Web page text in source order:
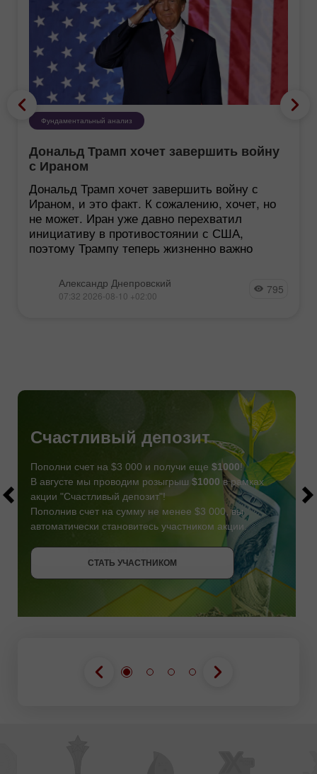
Фундаментальный анализ
Дональд Трамп хочет завершить войну
с Ираном
Дональд Трамп хочет завершить войну с
Ираном, и это факт. К сожалению, хочет, но
не может. Иран уже давно перехватил
инициативу в противостоянии с США,
поэтому Трампу теперь жизненно важно
Александр Днепровский
07:32 2026-08-10 +02:00 795
СТАТЬ УЧАСТНИКОМ
Счастливый депозит
Пополни счет на $3 000 и получи еще $1000!
В августе мы проводим розыгрыш $1000 в рамках
акции "Счастливый депозит"!
Пополнив счет на сумму не менее $3 000, вы
автоматически становитесь участником акции.
СТАТЬ УЧАСТНИКОМ
ПОЛУЧИТЬ БОНУС